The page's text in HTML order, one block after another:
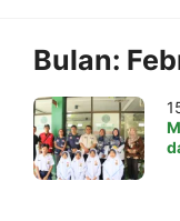
Bulan: